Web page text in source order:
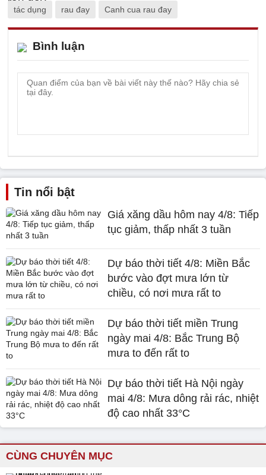
tác dụng rau đay Canh cua rau đay
Bình luận
Tin nổi bật
Giá xăng dầu hôm nay 4/8: Tiếp
tục giảm, thấp nhất 3 tuần
Dự báo thời tiết 4/8: Miền Bắc
bước vào đợt mưa lớn từ
chiều, có nơi mưa rất to
Dự báo thời tiết miền Trung
ngày mai 4/8: Bắc Trung Bộ
mưa to đến rất to
Dự báo thời tiết Hà Nội ngày
mai 4/8: Mưa dông rải rác, nhiệt
độ cao nhất 33°C
CÙNG CHUYÊN MỤC